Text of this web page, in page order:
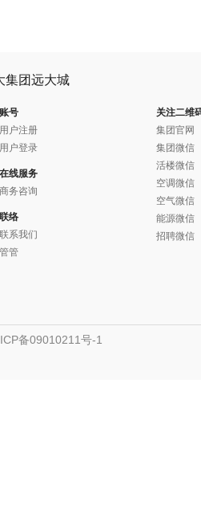
集团远大城
账号
用户注册
用户登录
在线服务
商务咨询
联络
联系我们
管管
关注二维
集团官网
集团微信
活楼微信
空调微信
空气微信
能源微信
招聘微信
备09010211号-1